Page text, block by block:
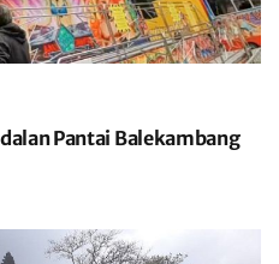
Pantai Balekambang